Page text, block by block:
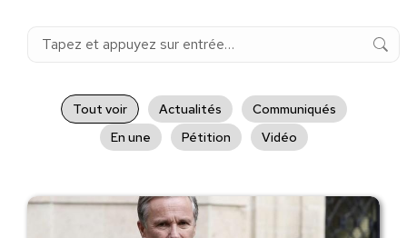
Recherche
Tout voir Actualités
Communiqués
En une
Pétition Vidéo